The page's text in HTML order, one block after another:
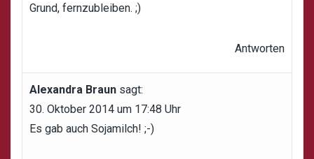
Grund, fernzubleiben. ;)
Antworten
Alexandra Braun sagt:
30. Oktober 2014 um 17:48 Uhr
Es gab auch Sojamilch! ;-)